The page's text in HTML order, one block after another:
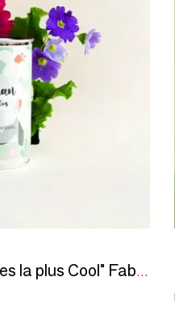
Kit à semer "Maman t'es la plus Cool" Fabriqué en France